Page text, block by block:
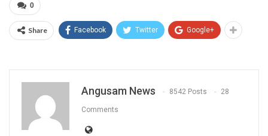
0
Share Facebook Twitter Google+
Angusam News 8542 Posts 28
Comments